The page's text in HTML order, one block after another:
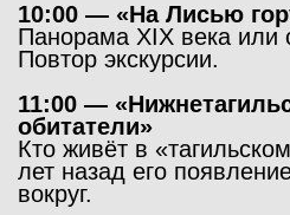
10:00 — «На Лисью
Панорама XIX века или
Повтор экскурсии.
11:00 —
обитатели»
Кто живёт в
лет назад его
вокруг.